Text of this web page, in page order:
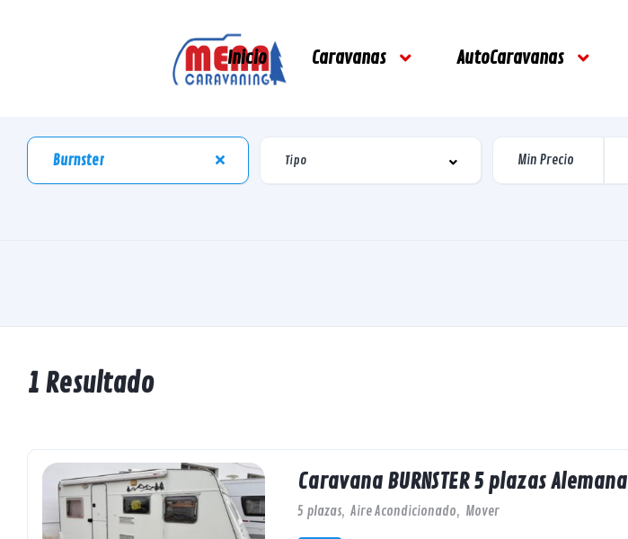
Inicio Caravanas AutoCaravanas
Burnster
1 Resultado
Caravana BURNSTER 5 plazas Alemana
5 plazas, Aire Acondicionado, Mover